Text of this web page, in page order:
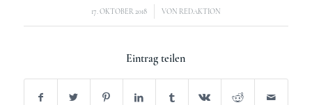
17. OKTOBER 2018
/ VON REDAKTION
Eintrag teilen